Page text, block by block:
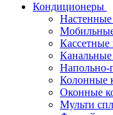
Кондиционеры
Напольно-
Колонные
Оконные
Мульти